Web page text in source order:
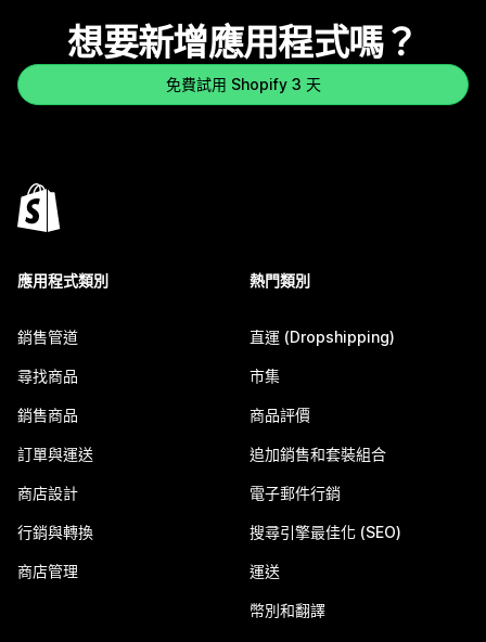
想要新增應用程式嗎？
免費試用 Shopify 3 天
應用程式類別
銷售管道
尋找商品
銷售商品
訂單與運送
商店設計
行銷與轉換
商店管理
熱門類別
直運 (Dropshipping)
市集
商品評價
追加銷售和套裝組合
電子郵件行銷
搜尋引擎最佳化 (SEO)
運送
幣別和翻譯